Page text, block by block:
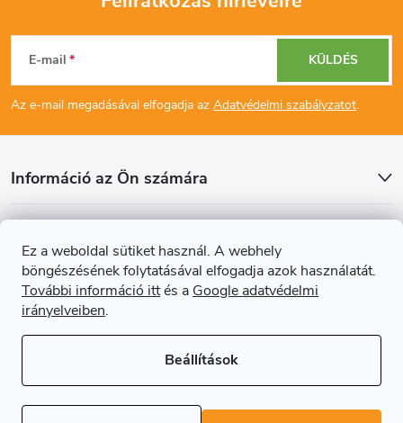
Ez a weboldal sütiket használ. A webhely
böngészésének folytatásával elfogadja azok használatát.
További információ ittés a Google adatvédelmi
irányelveiben.
Beállítások
á
n
y
í
á
s
e
L
á
b
é
E-mail
Az e-mail megadásával elfogadja az Adatvédelmi szabályzatot.
KÜLDÉS
Információ az Ön számára
Online fizetési lehetőséget biztosítunk
Copyright 2026Regals.hu. Minden jog fenntartva.Süti beállítások
szerkesztése